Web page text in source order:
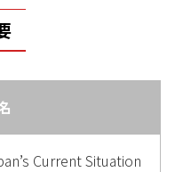
Current Situation